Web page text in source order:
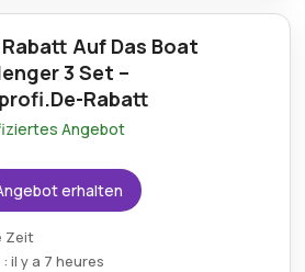
Premium-Babyausrüstung und -
Rabatt Auf Das Boat
3 Set –
Rabatt
Angebot
erhalten
Zeit
il y a 7 heures